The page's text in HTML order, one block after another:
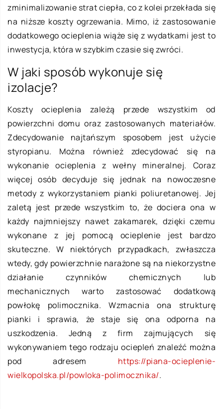
zminimalizowanie strat ciepła, co z kolei przekłada się
na niższe koszty ogrzewania. Mimo, iż zastosowanie
dodatkowego ocieplenia wiąże się z wydatkami jest to
inwestycja, która w szybkim czasie się zwróci.
W jaki sposób wykonuje się
izolacje?
Koszty ocieplenia zależą przede wszystkim od
powierzchni domu oraz zastosowanych materiałów.
Zdecydowanie najtańszym sposobem jest użycie
styropianu. Można również zdecydować się na
wykonanie ocieplenia z wełny mineralnej. Coraz
więcej osób decyduje się jednak na nowoczesne
metody z wykorzystaniem pianki poliuretanowej. Jej
zaletą jest przede wszystkim to, że dociera ona w
każdy najmniejszy nawet zakamarek, dzięki czemu
wykonane z jej pomocą ocieplenie jest bardzo
skuteczne. W niektórych przypadkach, zwłaszcza
wtedy, gdy powierzchnie narażone są na niekorzystne
działanie czynników chemicznych lub
mechanicznych warto zastosować dodatkową
powłokę polimocznika. Wzmacnia ona strukturę
pianki i sprawia, że staje się ona odporna na
uszkodzenia. Jedną z firm zajmujących się
wykonywaniem tego rodzaju ociepleń znaleźć można
pod adresem https://piana-ocieplenie-
wielkopolska.pl/powloka-polimocznika/.